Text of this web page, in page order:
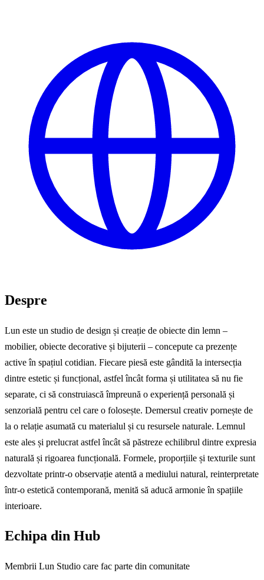
Despre
Lun este un studio de design și creație de obiecte din lemn –
mobilier, obiecte decorative și bijuterii – concepute ca prezențe
active în spațiul cotidian. Fiecare piesă este gândită la intersecția
dintre estetic și funcțional, astfel încât forma și utilitatea să nu fie
separate, ci să construiască împreună o experiență personală și
senzorială pentru cel care o folosește. Demersul creativ pornește de
la o relație asumată cu materialul și cu resursele naturale. Lemnul
este ales și prelucrat astfel încât să păstreze echilibrul dintre expresia
naturală și rigoarea funcțională. Formele, proporțiile și texturile sunt
dezvoltate printr-o observație atentă a mediului natural, reinterpretate
într-o estetică contemporană, menită să aducă armonie în spațiile
interioare.
Echipa din Hub
Membrii Lun Studio care fac parte din comunitate